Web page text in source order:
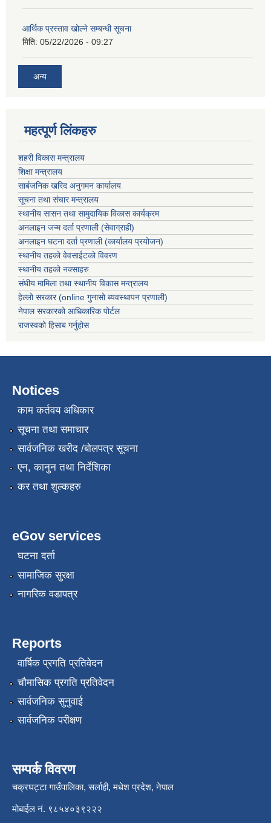
आर्थिक प्रस्ताव खोल्ने सम्बन्धी सूचना
मिति: 05/22/2026 - 09:27
अन्य
महत्पूर्ण लिंकहरु
शहरी विकास मन्त्रालय
शिक्षा मन्त्रालय
सार्बजनिक खरिद अनुगमन कार्यालय
सूचना तथा संचार मन्त्रालय
स्थानीय सासन तथा सामुदायिक विकास कार्यक्रम
अनलाइन जन्म दर्ता प्रणाली (सेवाग्राही)
अनलाइन घटना दर्ता प्रणाली (कार्यालय प्रयोजन)
स्थानीय तहको वेवसाईटको विवरण
स्थानीय तहको नक्साहरु
संघीय मामिला तथा स्थानीय विकास मन्त्रालय
हेल्लो सरकार (online गुनासो ब्यवस्थापन प्रणाली)
नेपाल सरकारको आधिकारिक पोर्टल
राजस्वको हिसाब गर्नुहोस
Notices
काम कर्तवय अधिकार
सूचना तथा समाचार
सार्वजनिक खरीद /बोलपत्र सूचना
एन, कानुन तथा निर्देशिका
कर तथा शुल्कहरु
eGov services
घटना दर्ता
सामाजिक सुरक्षा
नागरिक वडापत्र
Reports
वार्षिक प्रगति प्रतिवेदन
चौमासिक प्रगति प्रतिवेदन
सार्वजनिक सुनुवाई
सार्वजनिक परीक्षण
सम्पर्क विवरण
चक्रघट्टा गाउँपालिका, सर्लाही, मधेश प्रदेश, नेपाल
मोबाईल नं. ९८५४०३९२२२